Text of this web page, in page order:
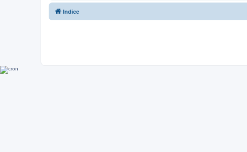
Indice